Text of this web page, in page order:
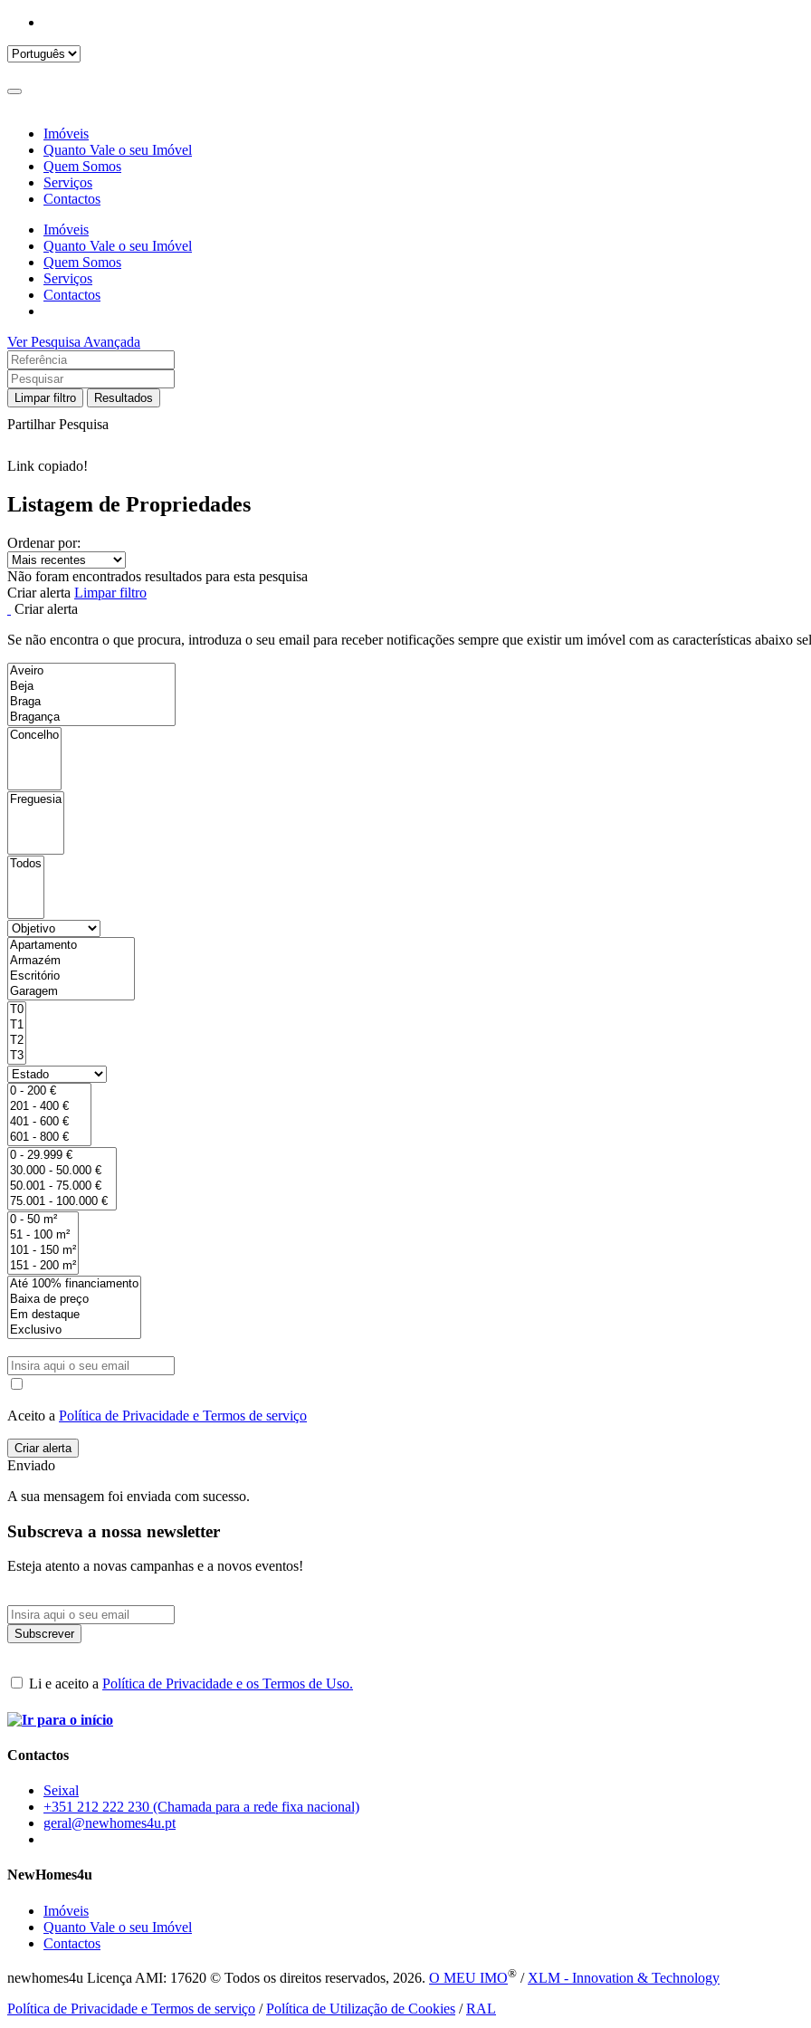
Imóveis
Quanto Vale o seu Imóvel
Quem Somos
Serviços
Contactos
Imóveis
Quanto Vale o seu Imóvel
Quem Somos
Serviços
Contactos
Ver Pesquisa Avançada
Limpar filtro Resultados
Partilhar Pesquisa
Link copiado!
Listagem de Propriedades
Ordenar por:
Não foram encontrados resultados para esta pesquisa
Criar alerta Limpar filtro
Criar alerta
Se não encontra o que procura, introduza o seu email para receber notificações sempre que existir um imóvel com as características abaixo
Aceito a Política de Privacidade e Termos de serviço
Enviado
A sua mensagem foi enviada com sucesso.
Subscreva a nossa newsletter
Esteja atento a novas campanhas e a novos eventos!
Li e aceito a Política de Privacidade e os Termos de Uso.
Contactos
Seixal
+351 212 222 230 (Chamada para a rede fixa nacional)
geral@newhomes4u.pt
NewHomes4u
Imóveis
Quanto Vale o seu Imóvel
Contactos
newhomes4u Licença AMI: 17620 © Todos os direitos reservados, 2026. O MEU IMO® / XLM - Innovation & Technology
Política de Privacidade e Termos de serviço /Política de Utilização de Cookies /RAL